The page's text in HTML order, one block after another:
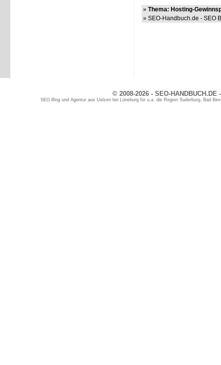
» Thema: Hosting-
» SEO-Handbuch.de - SEO
© 2008-2026 - SEO-
SEO Blog und Agentur aus Uelzen bei Lüneburg für u.a. die Region Suderburg, Bad